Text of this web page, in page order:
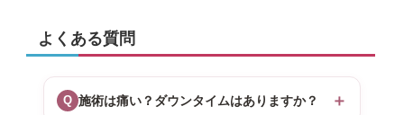
よくある質問
Q 施術は痛い？ダウンタイムはありますか？ ＋